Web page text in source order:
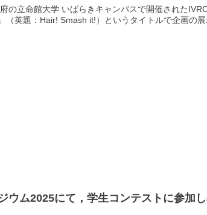
の立命館大学 いばらきキャンパスで開催された
（英題：Hair! Smash it!）というタイトルで企画の
ウム2025にて，学生コンテストに参加